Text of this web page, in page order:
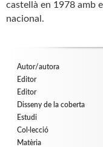
castellà en 1978 amb
nacional.
Autor/autora
Editor
Editor
Disseny de la coberta
Estudi
Col·lecció
Matèria